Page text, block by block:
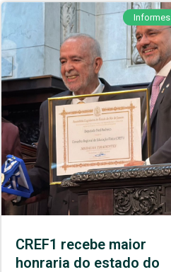
Informes
CREF1 recebe maior
honraria do estado do